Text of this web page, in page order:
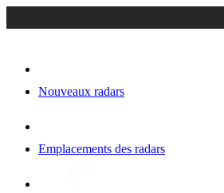
Nouveaux radars
Emplacements des radars